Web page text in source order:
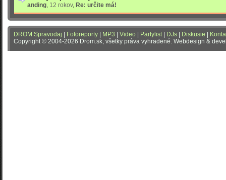
anding, 12 rokov, Re: určite má!
DROM Spravodaj Fotoreporty MP3 Video Partylist| DJs Diskusie
Copyright © 2004-2026 Drom.sk, všetky práva vyhradené. Webdesign &